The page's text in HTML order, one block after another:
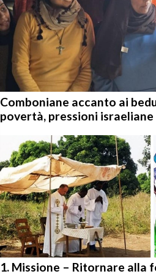
Comboniane accanto ai
povertà, pressioni
1. Missione – Ritornare alla